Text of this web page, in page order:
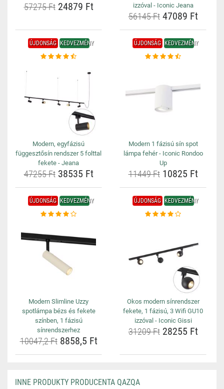
57275 Ft24879 Ft
izzóval - Iconic Jeana
56145 Ft47089 Ft
ÚJDONSÁG KEDVEZMÉNY
Modern, egyfázisú
függesztősín rendszer 5 folttal
fekete - Jeana
47255 Ft38535 Ft
ÚJDONSÁG KEDVEZMÉNY
Modern 1 fázisú sín spot
lámpa fehér - Iconic Rondoo
Up
11449 Ft10825 Ft
ÚJDONSÁG KEDVEZMÉNY
Modern Slimline Uzzy
spotlámpa bézs és fekete
színben, 1 fázisú
sínrendszerhez
10047,2 Ft8858,5 Ft
ÚJDONSÁG KEDVEZMÉNY
Okos modern sínrendszer
fekete, 1 fázisú, 3 Wifi GU10
izzóval - Iconic Gissi
31209 Ft28255 Ft
INNE PRODUKTY PRODUCENTA QAZQA